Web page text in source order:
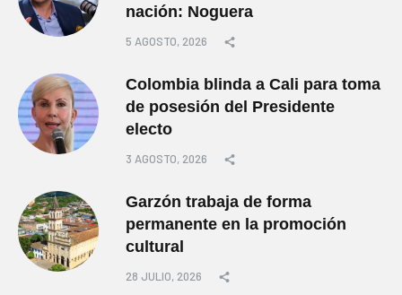
nación: Noguera
5 AGOSTO, 2026
Colombia blinda a Cali para toma
de posesión del Presidente
electo
3 AGOSTO, 2026
Garzón trabaja de forma
permanente en la promoción
cultural
28 JULIO, 2026